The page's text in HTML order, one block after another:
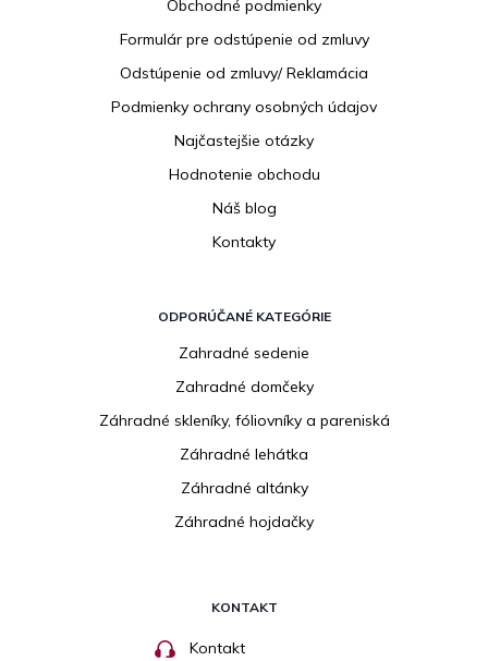
Obchodné podmienky
Formulár pre odstúpenie od zmluvy
Odstúpenie od zmluvy/ Reklamácia
Podmienky ochrany osobných údajov
Najčastejšie otázky
Hodnotenie obchodu
Náš blog
Kontakty
ODPORÚČANÉ KATEGÓRIE
Zahradné sedenie
Zahradné domčeky
Záhradné skleníky, fóliovníky a pareniská
Záhradné lehátka
Záhradné altánky
Záhradné hojdačky
KONTAKT
Kontakt